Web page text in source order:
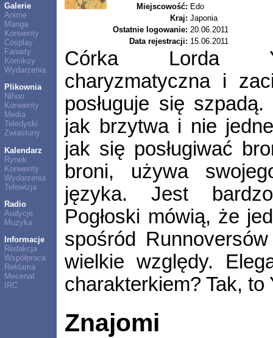
Galerie
Anime
Manga
Konwenty
Cosplay
Fanarty
Komiksy
Wydarzenia
Plikownia
Nihon
Konwenty
Media
Teledyski
Zwiastuny
Kalendarz
Rynek
Konwenty
Wydarzenia
Telewizja
Radio
Audycje
Muzyka
Informacje
Redakcja
Współpraca
Reklama
Mecenat
IRC
Miejscowość: Edo
Kraj: Japonia
Ostatnie logowanie: 20.06.2011
Data rejestracji: 15.06.2011
Córka Lorda
charyzmatyczna i
posługuje się
jak brzytwa i nie
jak się posługiwać
broni, używa
języka. Jest
Pogłoski mówią, że
spośród
wielkie względy.
charakterkiem? Tak, to
Znajomi